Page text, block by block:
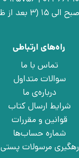
راه‌های ارتباطی
تماس با ما
سوالات متداول
درباره‌ی ما
شرایط ارسال کتاب
قوانین و مقررات
شماره حساب‌ها
رهگیری مرسولات پستی